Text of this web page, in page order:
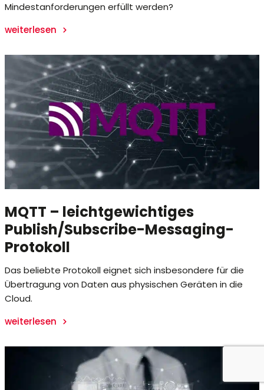
Mindestanforderungen erfüllt werden?
weiterlesen
MQTT – leichtgewichtiges
Publish/Subscribe-Messaging-
Protokoll
Das beliebte Protokoll eignet sich insbesondere für die
Übertragung von Daten aus physischen Geräten in die
Cloud.
weiterlesen